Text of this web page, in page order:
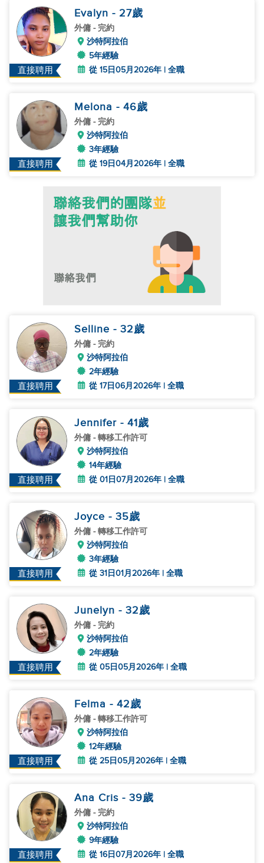
直接聘用
Evalyn - 27歲
外傭 - 完約
沙特阿拉伯
5年經驗
從 15日05月2026年 | 全職
直接聘用
Melona - 46歲
外傭 - 完約
沙特阿拉伯
3年經驗
從 19日04月2026年 | 全職
直接聘用
Selline - 32歲
外傭 - 完約
沙特阿拉伯
2年經驗
從 17日06月2026年 | 全職
直接聘用
Jennifer - 41歲
外傭 - 轉移工作許可
沙特阿拉伯
14年經驗
從 01日07月2026年 | 全職
直接聘用
Joyce - 35歲
外傭 - 轉移工作許可
沙特阿拉伯
3年經驗
從 31日01月2026年 | 全職
直接聘用
Junelyn - 32歲
外傭 - 完約
沙特阿拉伯
2年經驗
從 05日05月2026年 | 全職
直接聘用
Felma - 42歲
外傭 - 轉移工作許可
沙特阿拉伯
12年經驗
從 25日05月2026年 | 全職
直接聘用
Ana Cris - 39歲
外傭 - 完約
沙特阿拉伯
9年經驗
從 16日07月2026年 | 全職